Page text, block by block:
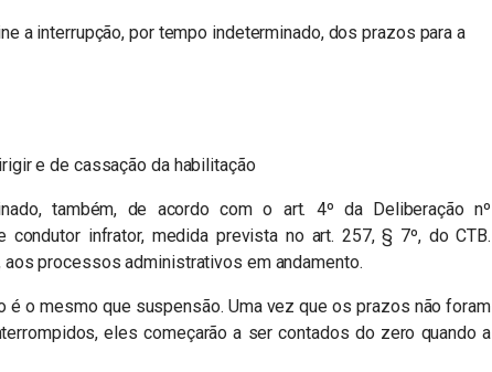
a interrupção, por tempo indeterminado, dos prazos para a
e de cassação da habilitação
também, de acordo com o art. 4º da Deliberação nº
infrator, medida prevista no art. 257, § 7º, do CTB.
processos administrativos em andamento.
é o mesmo que suspensão. Uma vez que os prazos não foram
eles começarão a ser contados do zero quando a